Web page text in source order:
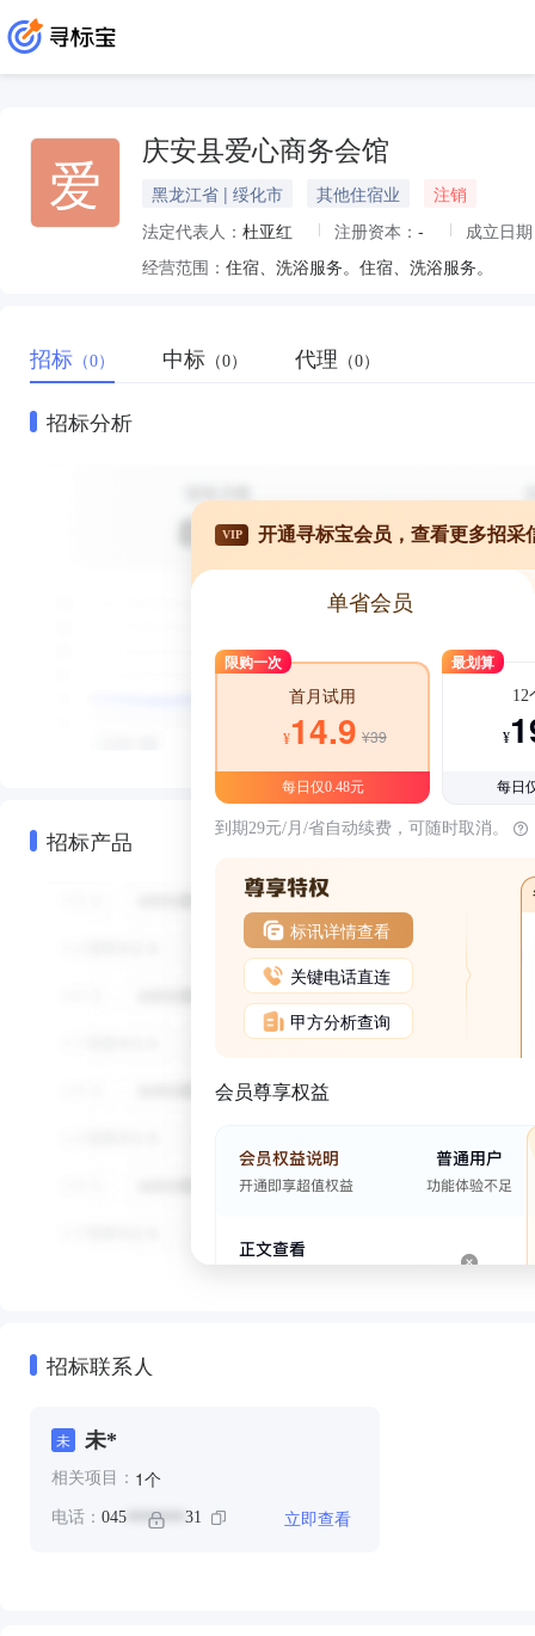
爱 庆安县爱心商务会馆
黑龙江省 | 绥化市 其他住宿业
注销
法定代表人： 杜亚红 注册资本： -
成立日
经营范围： 住宿、洗浴服务。住宿、洗浴服务。
招标 （0） 中标 （0） 代理 （0）
招标分析
招标产品
VIP 开通寻标宝会员，查看更多招采
单省会员
限购一次
首月试用
¥14.9 ¥39
每日仅0.48元
最划算
12
¥
每日
到期29元/月/省自动续费，可随时取消。
标讯详情查看
关键电话直连
甲方分析查询
会员尊享权益
招标联系人
未 未*
相关项目： 1个
电话： 045 ******* 31 立即查看